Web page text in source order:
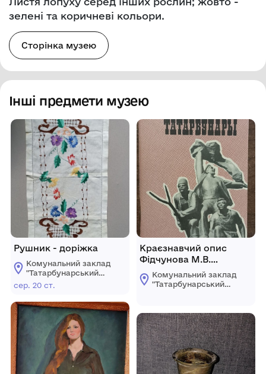
зелені та коричневі кольори.
Сторінка музею
Інші предмети музею
Рушник - доріжка
Комунальний заклад
"Татарбунарський
історико -
Татарбунарської
міської ради
сер. 20 ст.
Краєзнавчий опис
Фідчунова М.В.
"Татарбунари"
Комунальний заклад
"Татарбунарський
Татарбунарської
міської ради